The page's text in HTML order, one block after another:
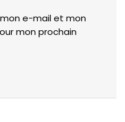
e-mail et mon
mon prochain